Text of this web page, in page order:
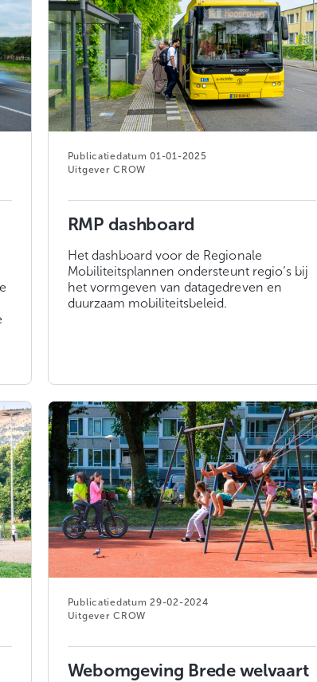
01-01-2025
CROW
RMP dashboard
Het dashboard voor de Regionale
Mobiliteitsplannen ondersteunt regio’s bij
het vormgeven van datagedreven en
duurzaam mobiliteitsbeleid.
29-02-2024
CROW
Webomgeving Brede welvaart